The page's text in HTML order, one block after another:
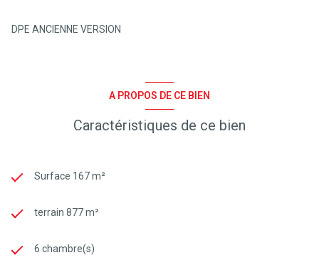
DPE ANCIENNE VERSION
A PROPOS DE CE BIEN
Caractéristiques de ce bien
Surface 167 m²
terrain 877 m²
6 chambre(s)